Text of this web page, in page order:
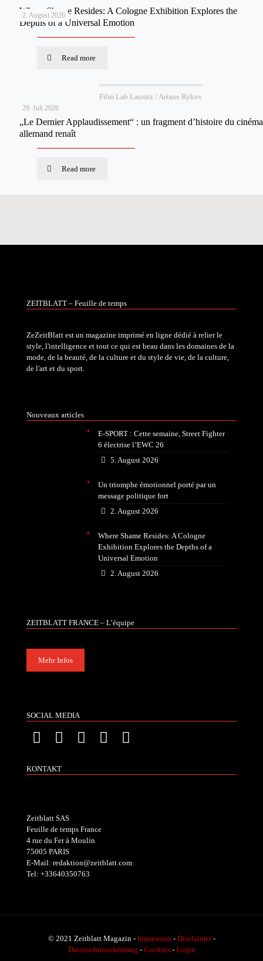
2. August 2026
Where Shame Resides: A Cologne Exhibition Explores the
Depths of a Universal Emotion
Read more
Film Lab Lausitz / Ariane Rykov
29. Juli 2026
„Le Dernier Applaudissement“ : un fragment d’histoire du cinéma
allemand renaît
Read more
ZEITBLATT – Feuille de temps
ZeZeitBlatt est un magazine imprimé en ligne dédié à relier le
style, l'intelligence et tout ce qui est beau dans les domaines de la
mode, de la beauté, de la culture et du style de vie, de la culture,
de l'art et du sport.
Nouveaux articles
E-SPORT : Cette semaine, Street Fighter
6 électrise l’EWC 26
5. August 2026
Un triomphe émotionnel porté par un
message politique fort
2. August 2026
Where Shame Resides: A Cologne
Exhibition Explores the Depths of a
Universal Emotion
2. August 2026
ZEITBLATT FRANCE – L’équipe
Mehr Infos
SOCIAL MEDIA
KONTAKT
Zeitblatt SAS
Feuille de temps France
4 rue du Fer à Moulin
75005 PARIS
E-Mail: redaktion@zeitblatt.com
Tel: +33640350763
© 2021 Zeitblatt Magazin - Impressum- Disclaimer-
Datenschutzerklärung - Cookies- Login